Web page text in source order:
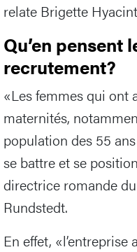
relate Brigette
Qu’en pensent
recrutement?
«Les femmes qui ont
maternités,
population des 55
se battre et se
directrice romande
Rundstedt.
En effet,